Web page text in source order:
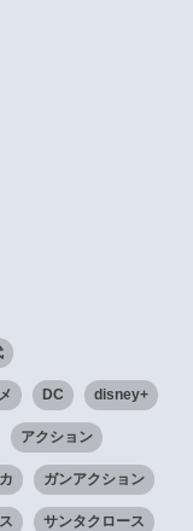
DC disney+
アクション
ガンアクション
サンタクロース